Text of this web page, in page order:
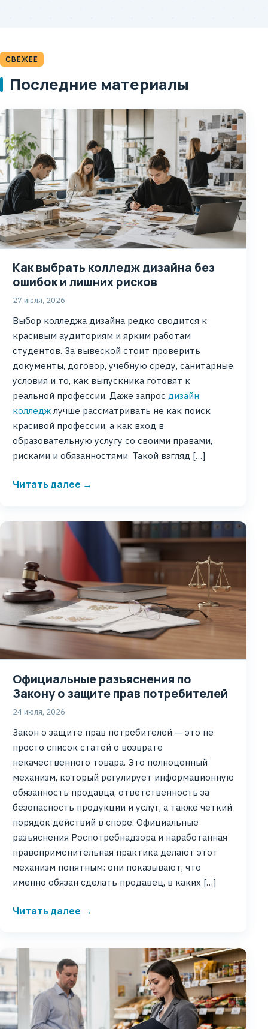
СВЕЖЕЕ
Последние материалы
Как выбрать колледж дизайна без
ошибок и лишних рисков
27 июля, 2026
Выбор колледжа дизайна редко сводится к
красивым аудиториям и ярким работам
студентов. За вывеской стоит проверить
документы, договор, учебную среду, санитарные
условия и то, как выпускника готовят к
реальной профессии. Даже запрос дизайн
колледжлучше рассматривать не как поиск
красивой профессии, а как вход в
образовательную услугу со своими правами,
рисками и обязанностями. Такой взгляд […]
Читать далее →
Официальные разъяснения по
Закону о защите прав потребителей
24 июля, 2026
Закон о защите прав потребителей — это не
просто список статей о возврате
некачественного товара. Это полноценный
механизм, который регулирует информационную
обязанность продавца, ответственность за
безопасность продукции и услуг, а также четкий
порядок действий в споре. Официальные
разъяснения Роспотребнадзора и наработанная
правоприменительная практика делают этот
механизм понятным: они показывают, что
именно обязан сделать продавец, в каких […]
Читать далее →